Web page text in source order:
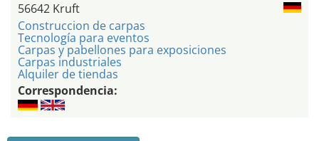
56642 Kruft
Construccion de carpas
Tecnología para eventos
Carpas y pabellones para exposiciones
Carpas industriales
Alquiler de tiendas
Correspondencia: